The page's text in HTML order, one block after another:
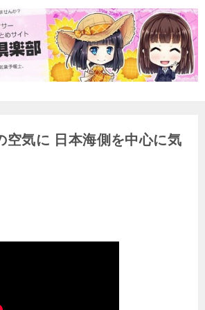
空気に 日本海側を中心に気